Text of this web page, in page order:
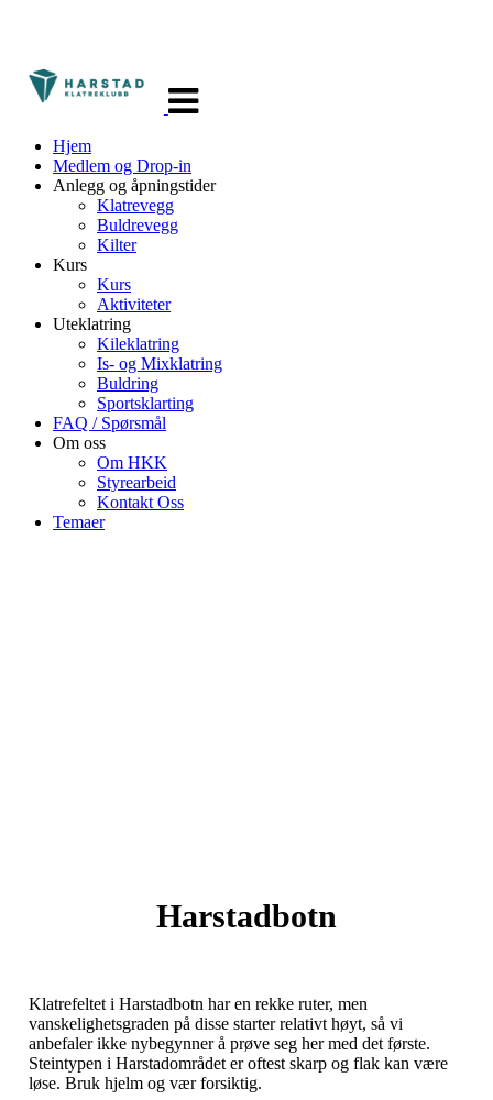
navigasjon
Hjem
Medlem og Drop-in
Anlegg og åpningstider
Klatrevegg
Buldrevegg
Kilter
Kurs
Kurs
Aktiviteter
Uteklatring
Kileklatring
Is- og Mixklatring
Buldring
Sportsklarting
FAQ / Spørsmål
Om oss
Om HKK
Styrearbeid
Kontakt Oss
Temaer
Harstadbotn
Klatrefeltet i Harstadbotn har en rekke ruter, men
vanskelighetsgraden på disse starter relativt høyt, så vi
anbefaler ikke nybegynner å prøve seg her med det første.
Steintypen i Harstadområdet er oftest skarp og flak kan være
løse. Bruk hjelm og vær forsiktig.